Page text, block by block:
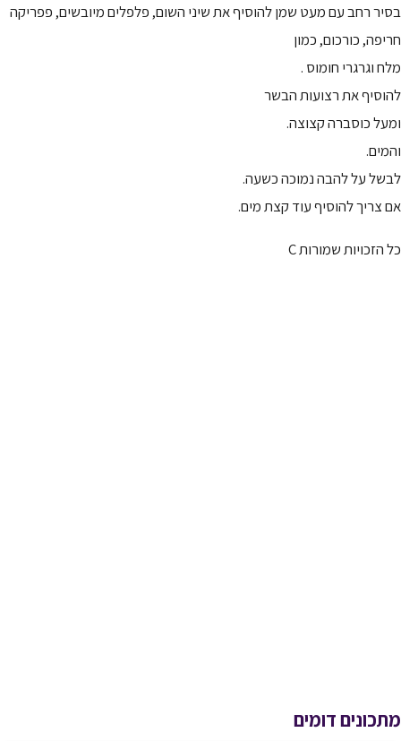
בסיר רחב עם מעט שמן להוסיף את שיני השום, פלפלים מיובשים, פפריקה
חריפה, כורכום, כמון
מלח וגרגרי חומוס .
להוסיף את רצועות הבשר
ומעל כוסברה קצוצה.
והמים.
לבשל על להבה נמוכה כשעה.
אם צריך להוסיף עוד קצת מים.
כל הזכויות שמורות C
מתכונים דומים